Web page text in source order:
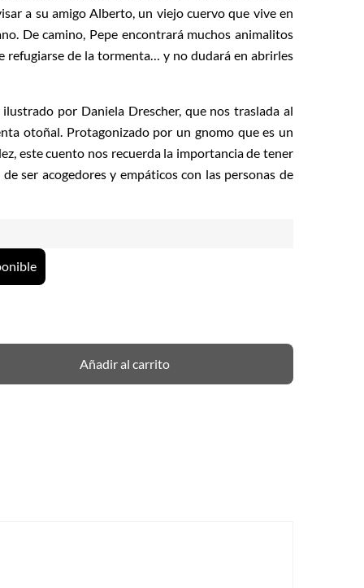
a su amigo Alberto, un viejo cuervo que vive en
De camino, Pepe encontrará muchos animalitos
refugiarse de la tormenta… y no dudará en abrirles
por Daniela Drescher, que nos traslada al
otoñal. Protagonizado por un gnomo que es un
este cuento nos recuerda la importancia de tener
ser acogedores y empáticos con las personas de
Añadir al carrito